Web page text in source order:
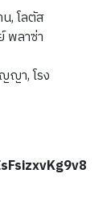
, โลตัส
พลาซ่า
ญา, โรง